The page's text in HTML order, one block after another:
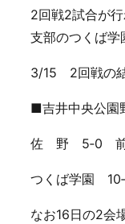
2回戦2試合が
支部のつくば学
3/15 2回戦の結
■吉井中央公園
佐 野 5‐0
つくば学園
なお16日の2会